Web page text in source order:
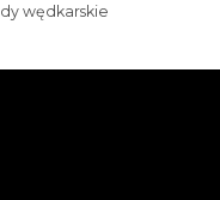
wędkarskie